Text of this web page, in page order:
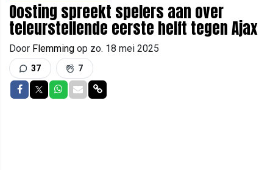
Oosting spreekt spelers aan over
teleurstellende eerste helft tegen Ajax
Door Flemming op zo. 18 mei 2025
37 7
Delen op Facebook
Delen op Twitter
Delen op Whatsapp
Delen via Mail
Delen via link